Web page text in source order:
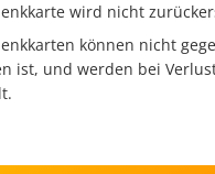
wird nicht
können nicht
ist, und werden bei